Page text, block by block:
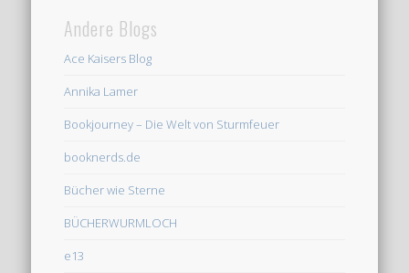
Andere Blogs
Ace Kaisers Blog
Annika Lamer
Bookjourney – Die Welt von Sturmfeuer
booknerds.de
Bücher wie Sterne
BÜCHERWURMLOCH
e13